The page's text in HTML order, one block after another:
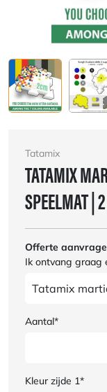
Tatamix
TATAMIX
SPEELMAT |
Offerte
Ik ontvang graag
Aantal*
Kleur zijde 1*